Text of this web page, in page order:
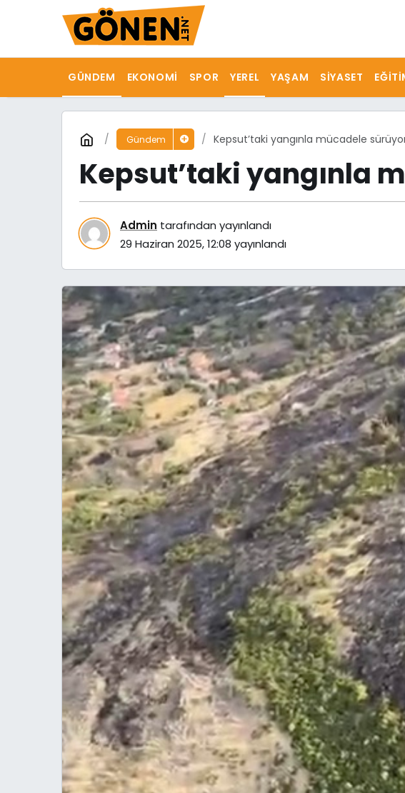
GÜNDEM EKONOMI SPOR YEREL YAŞAM SIYASET
Gündem Kepsut’taki yangınla mücadele
Kepsut’taki yangınla
Admin tarafından yayınlandı
29 Haziran 2025, 12:08 yayınlandı